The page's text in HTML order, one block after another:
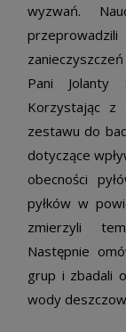
wyzwań.
Pani Jolanty
Korzystając z
zestawu do
dotyczące
obecności
pyłków w
zmierzyli
Następnie
grup i zbadali
wody